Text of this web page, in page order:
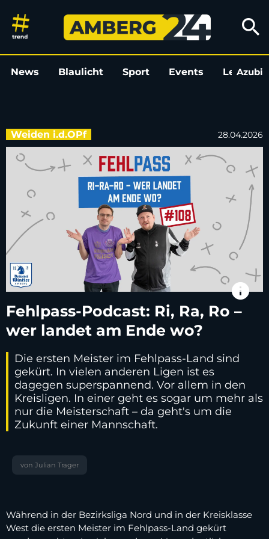
Fehlpass-Podcast: Ri, Ra, Ro
search
News Blaulicht Sport Events LeoAzubi
Weiden i.d.OPf 28.04.2026
info
Fehlpass-Podcast: Ri, Ra, Ro –
wer landet am Ende wo?
Die ersten Meister im Fehlpass-Land sind
gekürt. In vielen anderen Ligen ist es
dagegen superspannend. Vor allem in den
Kreisligen. In einer geht es sogar um mehr als
nur die Meisterschaft – da geht's um die
Zukunft einer Mannschaft.
von Julian Trager
Während in der Bezirksliga Nord und in der Kreisklasse
West die ersten Meister im Fehlpass-Land gekürt